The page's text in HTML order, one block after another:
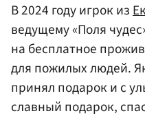
В 2024 году игрок из
ведущему «Поля
на бесплатное
для пожилых людей.
принял подарок и с
славный подарок,